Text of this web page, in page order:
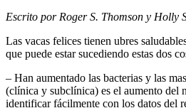
Escrito por Roger S. Thomson y Holly
Las vacas felices tienen ubres
que puede estar sucediendo estas dos
– Han aumentado las bacterias y las
(clínica y subclínica) es el aumento del
identificar fácilmente con los datos del